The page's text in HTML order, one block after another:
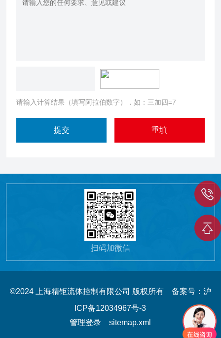
请输入计算结果（填写阿拉伯数字），如：三加四=7
扫码加微信
©2024 上海精钜流体控制有限公司 版权所有 备案号：沪
ICP备12034967号-3
管理登录
sitemap.xml